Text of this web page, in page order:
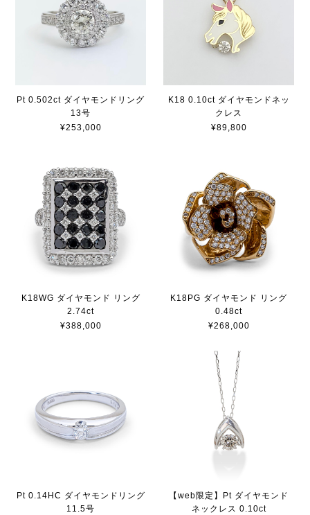
Pt 0.502ct ダイヤモンドリング
13号
¥253,000
K18 0.10ct ダイヤモンドネッ
クレス
¥89,800
K18WG ダイヤモンド リング
2.74ct
¥388,000
K18PG ダイヤモンド リング
0.48ct
¥268,000
Pt 0.14HC ダイヤモンドリング
11.5号
【web限定】Pt ダイヤモンド
ネックレス 0.10ct